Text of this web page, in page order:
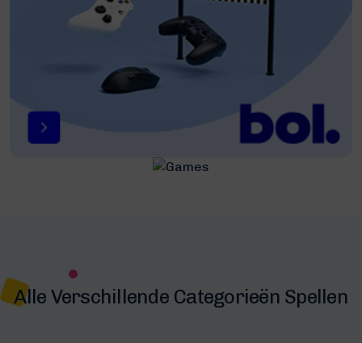
Alle Verschillende Categorieën Spellen